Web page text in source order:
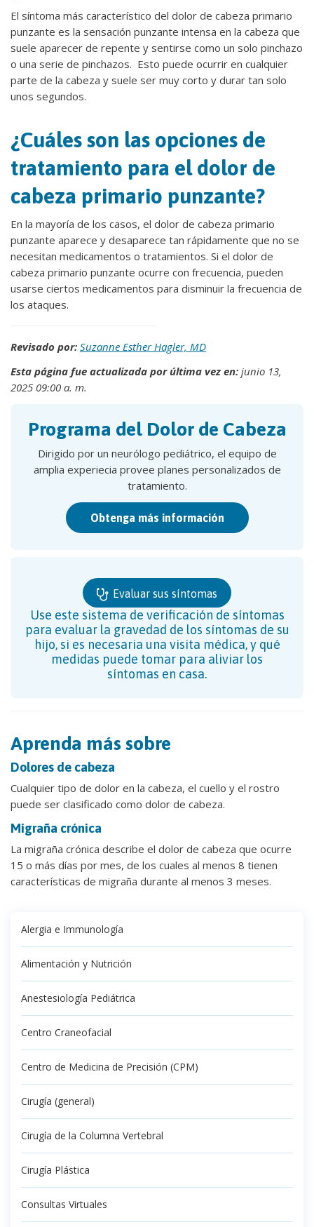
El síntoma más característico del dolor de cabeza primario
punzante es la sensación punzante intensa en la cabeza que
suele aparecer de repente y sentirse como un solo pinchazo
o una serie de pinchazos. Esto puede ocurrir en cualquier
parte de la cabeza y suele ser muy corto y durar tan solo
unos segundos.
¿Cuáles son las opciones de
tratamiento para el dolor de
cabeza primario punzante?
En la mayoría de los casos, el dolor de cabeza primario
punzante aparece y desaparece tan rápidamente que no se
necesitan medicamentos o tratamientos. Si el dolor de
cabeza primario punzante ocurre con frecuencia, pueden
usarse ciertos medicamentos para disminuir la frecuencia de
los ataques.
Revisado por: Suzanne Esther Hagler, MD
Esta página fue actualizada por última vez en: junio 13,
2025 09:00 a. m.
Programa del Dolor de Cabeza
Dirigido por un neurólogo pediátrico, el equipo de
amplia experiecia provee planes personalizados de
tratamiento.
Obtenga más información
Evaluar sus síntomas
Use este sistema de verificación de síntomas
para evaluar la gravedad de los síntomas de su
hijo, si es necesaria una visita médica, y qué
medidas puede tomar para aliviar los
síntomas en casa.
Aprenda más sobre
Dolores de cabeza
Cualquier tipo de dolor en la cabeza, el cuello y el rostro
puede ser clasificado como dolor de cabeza.
Migraña crónica
La migraña crónica describe el dolor de cabeza que ocurre
15 o más días por mes, de los cuales al menos 8 tienen
características de migraña durante al menos 3 meses.
Alergia e Immunología
Alimentación y Nutrición
Anestesiología Pediátrica
Centro Craneofacial
Centro de Medicina de Precisión (CPM)
Cirugía (general)
Cirugía de la Columna Vertebral
Cirugía Plástica
Consultas Virtuales